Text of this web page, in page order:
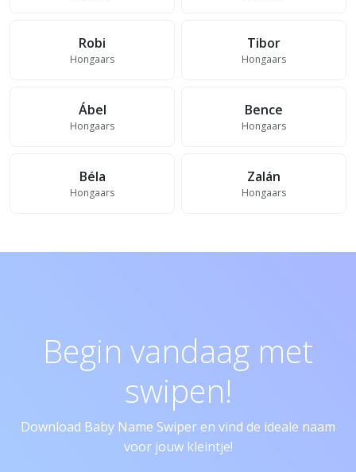
Robi
Hongaars
Tibor
Hongaars
Ábel
Hongaars
Bence
Hongaars
Béla
Hongaars
Zalán
Hongaars
Begin vandaag met
swipen!
Download Baby Name Swiper en vind de ideale naam
voor jouw kleintje!